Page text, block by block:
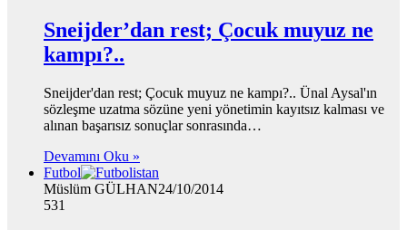
Sneijder’dan rest; Çocuk muyuz ne
kampı?..
Sneijder'dan rest; Çocuk muyuz ne kampı?.. Ünal Aysal'ın
sözleşme uzatma sözüne yeni yönetimin kayıtsız kalması ve
alınan başarısız sonuçlar sonrasında…
Devamını Oku »
Futbol
Müslüm GÜLHAN24/10/2014
531